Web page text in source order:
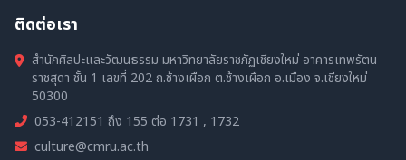
ติดต่อเรา
สำนักศิลปะและวัฒนธรรม มหาวิทยาลัยราชภัฏเชียงใหม่ อาคารเทพรัตน
ราชสุดา ชั้น 1 เลขที่ 202 ถ.ช้างเผือก ต.ช้างเผือก อ.เมือง จ.เชียงใหม่
50300
053-412151 ถึง 155 ต่อ 1731 , 1732
culture@cmru.ac.th